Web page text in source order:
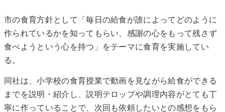
市の食育方針として「毎日の給食が誰によってどのように
作られているかを知ってもらい、感謝の心をもって残さず
食べようという心を持つ」をテーマに食育を実施してい
る。
同社は、小学校の食育授業で動画を見ながら給食ができる
までを説明・紹介し、説明テロップや調理内容がとても丁
寧に作っていることで、次回も依頼したいとの感想をもら